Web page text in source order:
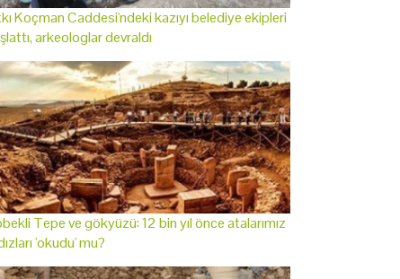
Koçman Caddesi'ndeki kazıyı belediye ekipleri
arkeologlar devraldı
Tepe ve gökyüzü: 12 bin yıl önce atalarımız
'okudu' mu?